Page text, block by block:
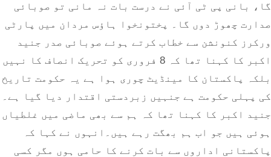
گا، بانی پی ٹی آئی نے درست بات نہ مانی تو صوبائی
صدارت چھوڑ دوں گا۔ پختونخوا ہاؤس مردان میں پارٹی
ورکرز کنونشن سے خطاب کرتے ہوئے صوبائی صدر جنید
اکبر کا کہنا تھا کہ 8 فروری کو تحریک انصاف کا نہیں
بلکہ پاکستان کا مینڈیٹ چوری ہوا ہے یہ حکومت تاریخ
کی پہلی حکومت ہے جنہیں زبردستی اقتدار دیا گیا ہے۔
جنید اکبر کا کہنا تھا کہ ہم سے بھی ماضی میں غلطیاں
ہوئی ہیں جو اب ہم بھگت رہے ہیں۔انہوں نے کہا کہ
پاکستانی اداروں سے بات کرنے کا حامی ہوں مگر کسی